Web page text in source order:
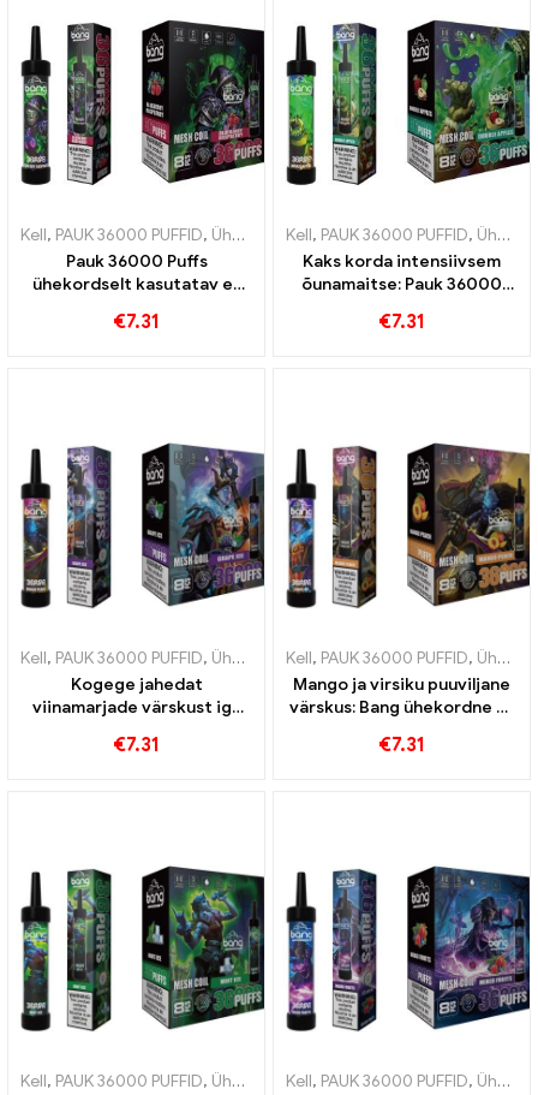
Kell, PAUK 36000 PUFFID, Ühekordsed e-sigaretid ,Ühekordsed e-
Pauk 36000 Puffs
ühekordselt kasutatav e-
vaarika segu võrgusilmaga
€7.31
Kell, PAUK 36000 PUFFID, Ühekordsed e-sigaretid
Kaks korda intensiivsem
õunamaitse: Pauk 36000
kasutatavat e-sigaretti
€7.31
Kell, PAUK 36000 PUFFID, Ühekordsed e-sigaretid Leedu ,
Kogege jahedat
viinamarjade värskust iga
ühekordselt kasutatavat e-
€7.31
Kell, PAUK 36000 PUFFID, Ühekordsed e-sigaretid
Mango ja virsiku puuviljane
värskus: Bang ühekordne e-
troopiliste
€7.31
Kell, PAUK 36000 PUFFID, Ühekordsed e-sigaretid ,Ühekordsed e-
Kell, PAUK 36000 PUFFID, Ühekordsed e-sigaretid